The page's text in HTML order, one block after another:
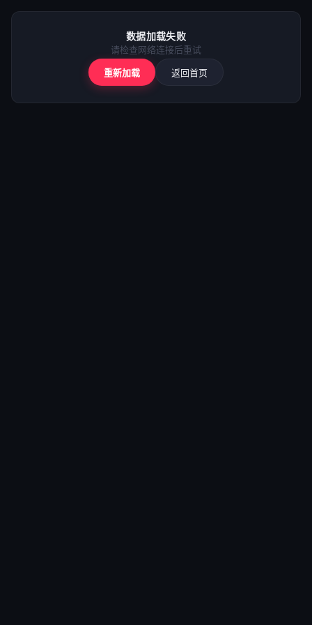
⚠️
数据加载失败
请检查网络连接后重试
重新加载 返回首页